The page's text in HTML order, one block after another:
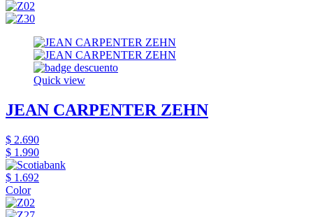
Quick view
JEAN CARPENTER ZEHN
$ 2.690
$ 1.990
$ 1.692
Color